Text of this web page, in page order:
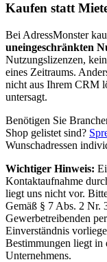
Kaufen statt
Bei AdressMonster
uneingeschränkten
Nutzungslizenzen,
eines Zeitraums.
nicht aus Ihrem CRM
untersagt.
Benötigen Sie
Shop gelistet sind?
Wunschadressen
Wichtiger Hinweis:
Kontaktaufnahme
liegt uns nicht vor.
Gemäß § 7 Abs. 2 Nr.
Gewerbetreibenden
Einverständnis
Bestimmungen liegt in
Unternehmens.